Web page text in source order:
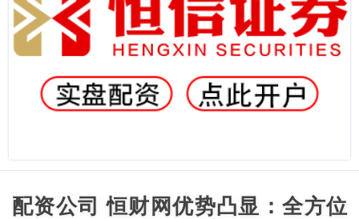
配资公司 恒财网优势凸显：全方位